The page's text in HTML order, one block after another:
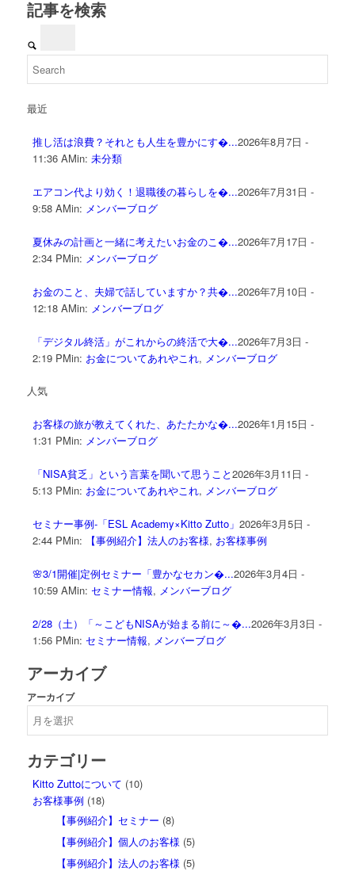
記事を検索
最近
推し活は浪費？それとも人生を豊かにす�...2026年8月7日 -
11:36 AMin: 未分類
エアコン代より効く！退職後の暮らしを�...2026年7月31日 -
9:58 AMin: メンバーブログ
夏休みの計画と一緒に考えたいお金のこ�...2026年7月17日 -
2:34 PMin: メンバーブログ
お金のこと、夫婦で話していますか？共�...2026年7月10日 -
12:18 AMin: メンバーブログ
「デジタル終活」がこれからの終活で大�...2026年7月3日 -
2:19 PMin: お金についてあれやこれ, メンバーブログ
人気
お客様の旅が教えてくれた、あたたかな�...2026年1月15日 -
1:31 PMin: メンバーブログ
「NISA貧乏」という言葉を聞いて思うこと2026年3月11日 -
5:13 PMin: お金についてあれやこれ, メンバーブログ
セミナー事例-「ESL Academy×Kitto Zutto」 2026年3月5日 -
2:44 PMin: 【事例紹介】法人のお客様, お客様事例
🌸3/1開催|定例セミナー「豊かなセカン�...2026年3月4日 -
10:59 AMin: セミナー情報, メンバーブログ
2/28（土）「～こどもNISAが始まる前に～�...2026年3月3日 -
1:56 PMin: セミナー情報, メンバーブログ
アーカイブ
アーカイブ
カテゴリー
Kitto Zuttoについて (10)
お客様事例 (18)
【事例紹介】セミナー (8)
【事例紹介】個人のお客様 (5)
【事例紹介】法人のお客様 (5)